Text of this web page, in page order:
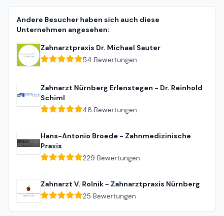
Andere Besucher haben sich auch diese
Unternehmen angesehen:
Zahnarztpraxis Dr. Michael Sauter
54 Bewertungen
Zahnarzt Nürnberg Erlenstegen - Dr. Reinhold
Schiml
48 Bewertungen
Hans-Antonio Broede - Zahnmedizinische
Praxis
229 Bewertungen
Zahnarzt V. Rolnik - Zahnarztpraxis Nürnberg
25 Bewertungen